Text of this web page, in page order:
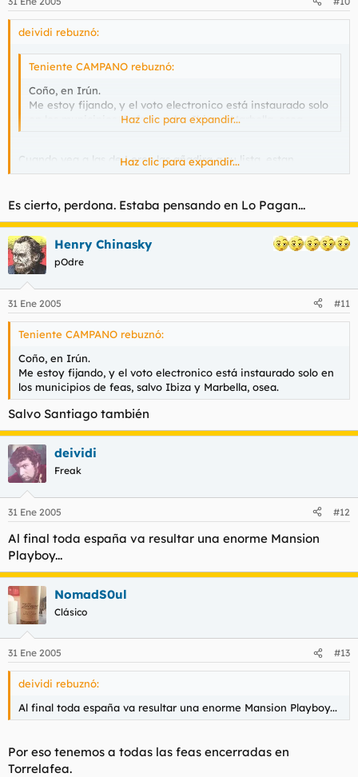
deividi rebuznó:
Teniente CAMPANO rebuznó:
Coño, en Irún.
Me estoy fijando, y el voto electronico está instaurado solo
en los municipios de feas, salvo Ibiza y Marbella, osea.
Haz clic para expandir...
Cuando vea a las de Lorca las añadira a su lista, estan
buenisimas pero son muy hijas de puta.
Haz clic para expandir...
Es cierto, perdona. Estaba pensando en Lo Pagan...
Henry Chinasky
pOdre
31 Ene 2005 #11
Teniente CAMPANO rebuznó:
Coño, en Irún.
Me estoy fijando, y el voto electronico está instaurado solo en
los municipios de feas, salvo Ibiza y Marbella, osea.
Salvo Santiago también
deividi
Freak
31 Ene 2005 #12
Al final toda españa va resultar una enorme Mansion
Playboy...
NomadS0ul
Clásico
31 Ene 2005 #13
deividi rebuznó:
Al final toda españa va resultar una enorme Mansion Playboy...
Por eso tenemos a todas las feas encerradas en
Torrelafea.